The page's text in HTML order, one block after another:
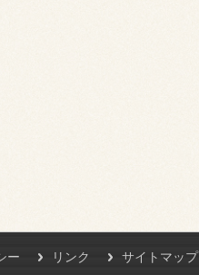
ー リンク サイトマップ